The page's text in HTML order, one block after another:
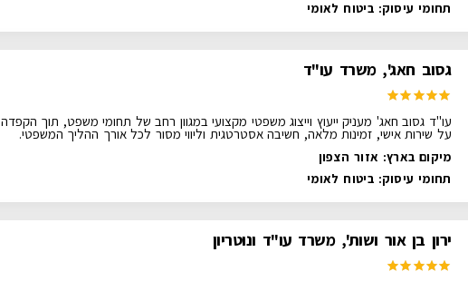
תחומי עיסוק:ביטוח לאומי
גסוב חאג', משרד עו"ד
עו"ד גסוב חאג' מעניק ייעוץ וייצוג משפטי מקצועי במגוון רחב של תחומי משפט, תוך הקפדה
על שירות אישי, זמינות מלאה, חשיבה אסטרטגית וליווי מסור לכל אורך ההליך המשפטי.
מיקום בארץ: אזור הצפון
תחומי עיסוק:ביטוח לאומי
ירון בן אור ושות', משרד עו"ד ונוטריון